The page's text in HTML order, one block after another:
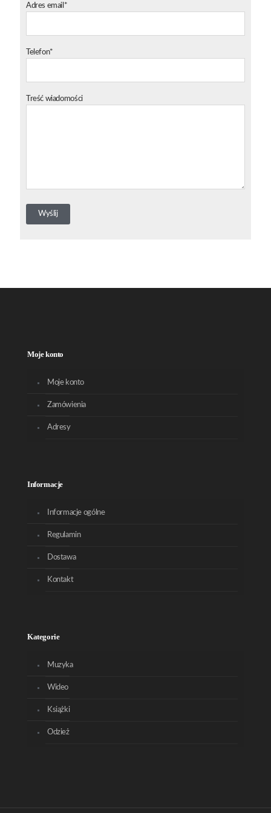
Adres email*
Telefon*
Treść wiadomości
Moje konto
Moje konto
Zamówienia
Adresy
Informacje
Informacje ogólne
Regulamin
Dostawa
Kontakt
Kategorie
Muzyka
Wideo
Książki
Odzież